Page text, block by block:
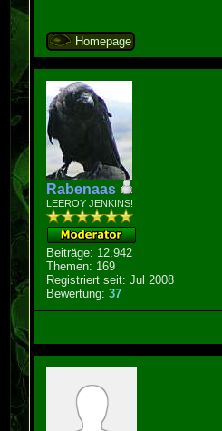
Homepage
Rabenaas
LEEROY JENKINS!
Beiträge: 12.942
Themen: 169
Registriert seit: Jul 2008
Bewertung:37